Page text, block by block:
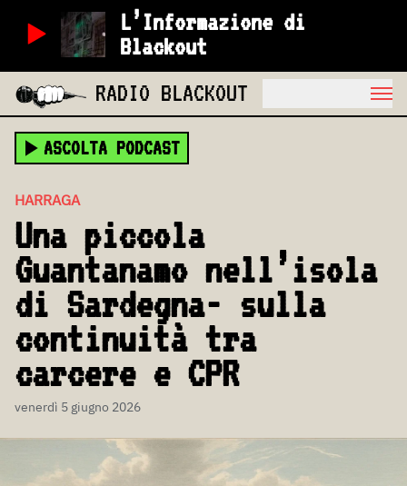
L’Informazione di
Blackout
RADIO BLACKOUT
ASCOLTA PODCAST
HARRAGA
Una piccola
Guantanamo nell’isola
di Sardegna- sulla
continuità tra
carcere e CPR
venerdì 5 giugno 2026